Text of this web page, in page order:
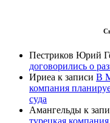
Пестриков Юрий
договорились о
Ириеа к записи В
компания
суда
Амангельды к